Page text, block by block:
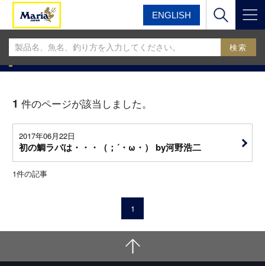
ENGLISH
マリア マリアフィールドスタッフブログ
MariaフィールドスタッフBLOG
1 件のページが該当しました。
2017年06月22日
初の鯛ラバは・・・（；´・ω・） by河野浩二
1件の記事
1